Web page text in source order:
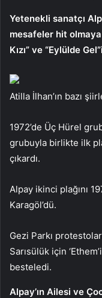
Yetenekli sanatçı
mesafeler hit olmaya
Kızı” ve “Eylülde
Atilla İlhan’ın bazı
1972’de Üç Hürel
grubuyla birlikte ilk
çıkardı.
Alpay ikinci plağını
Karagöl’dü.
Gezi Parkı
Sarısülük için
besteledi.
Alpay’ın Ailesi ve